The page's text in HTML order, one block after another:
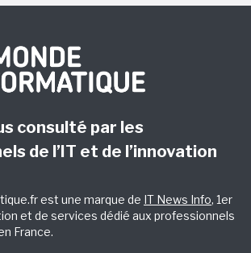
consulté par les
de l’IT et de l’innovation
est une marque de IT News Info, 1er
et de services dédié aux professionnels
France.